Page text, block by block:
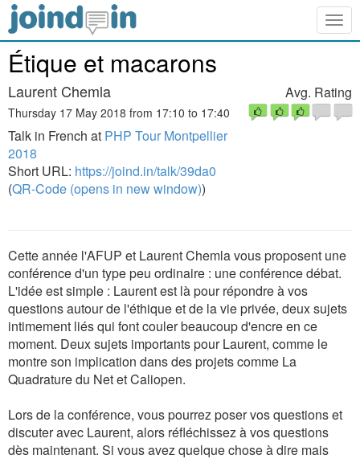
Étique et macarons
Laurent Chemla
Thursday 17 May 2018 from 17:10 to 17:40
Talk in French at PHP Tour Montpellier
2018
Short URL: https://joind.in/talk/39da0
(QR-Code (opens in new window))
Avg. Rating
Cette année l'AFUP et Laurent Chemla vous proposent une
conférence d'un type peu ordinaire : une conférence débat.
L'idée est simple : Laurent est là pour répondre à vos
questions autour de l'éthique et de la vie privée, deux sujets
intimement liés qui font couler beaucoup d'encre en ce
moment. Deux sujets importants pour Laurent, comme le
montre son implication dans des projets comme La
Quadrature du Net et Caliopen.
Lors de la conférence, vous pourrez poser vos questions et
discuter avec Laurent, alors réfléchissez à vos questions
dès maintenant. Si vous avez quelque chose à dire mais